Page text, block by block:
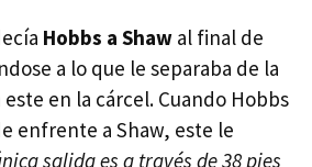
Hobbs a Shaw al final de
a lo que le separaba de la
en la cárcel. Cuando Hobbs
enfrente a Shaw, este le
salida es a través de 38 pies